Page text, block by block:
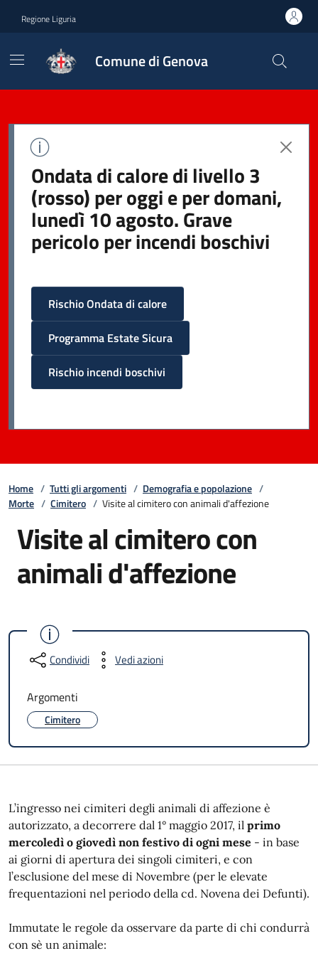
Regione Liguria
Comune di Genova
Ondata di calore di livello 3
(rosso) per oggi e per domani,
lunedì 10 agosto. Grave
pericolo per incendi boschivi
Rischio Ondata di calore
Programma Estate Sicura
Rischio incendi boschivi
Home / Tutti gli argomenti / Demografia e popolazione /
Morte / Cimitero / Visite al cimitero con animali d'affezione
Visite al cimitero con
animali d'affezione
Condividi Vedi azioni
Argomenti
Cimitero
L’ingresso nei cimiteri degli animali di affezione è
autorizzato, a decorrere dal 1° maggio 2017, il primo
mercoledì o giovedì non festivo di ogni mese - in base
ai giorni di apertura dei singoli cimiteri, e con
l’esclusione del mese di Novembre (per le elevate
frequentazioni nel periodo della cd. Novena dei Defunti).
Immutate le regole da osservare da parte di chi condurrà
con sè un animale: